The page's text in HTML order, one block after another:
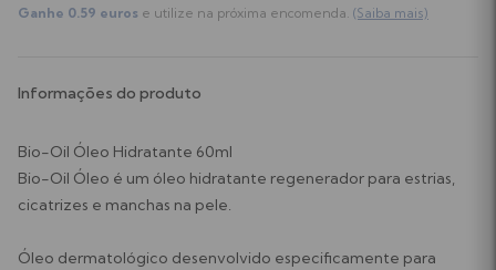
Ganhe 0.59 euros e utilize na próxima encomenda. (Saiba mais)
Informações do produto
Bio-Oil Óleo Hidratante 60ml
Bio-Oil Óleo é um óleo hidratante regenerador para estrias,
cicatrizes e manchas na pele.
Óleo dermatológico desenvolvido especificamente para